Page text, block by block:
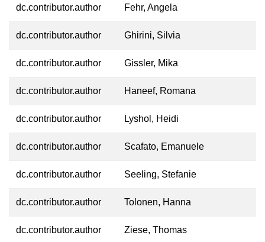
dc.contributor.author Fehr, Angela
dc.contributor.author Ghirini, Silvia
dc.contributor.author Gissler, Mika
dc.contributor.author Haneef, Romana
dc.contributor.author Lyshol, Heidi
dc.contributor.author Scafato, Emanuele
dc.contributor.author Seeling, Stefanie
dc.contributor.author Tolonen, Hanna
dc.contributor.author Ziese, Thomas